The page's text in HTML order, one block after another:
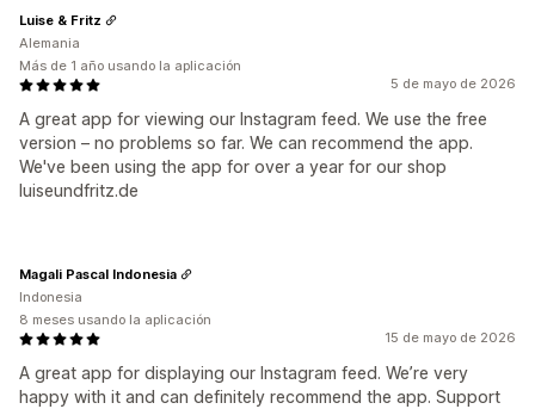
5 de mayo de 2026
A great app for viewing our Instagram feed. We use the free
version – no problems so far. We can recommend the app.
We've been using the app for over a year for our shop
luiseundfritz.de
Luise & Fritz
Alemania
Más de 1 año usando la aplicación
15 de mayo de 2026
A great app for displaying our Instagram feed. We’re very
happy with it and can definitely recommend the app. Support
Magali Pascal Indonesia
Indonesia
8 meses usando la aplicación